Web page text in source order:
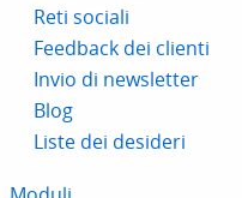
Reti sociali
Feedback dei clienti
Invio di newsletter
Blog
Liste dei desideri